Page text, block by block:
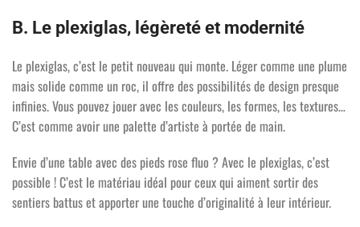
B. Le plexiglas, légèreté et modernité
Le plexiglas, c’est le petit nouveau qui monte. Léger comme une plume
mais solide comme un roc, il offre des possibilités de design presque
infinies. Vous pouvez jouer avec les couleurs, les formes, les textures…
C’est comme avoir une palette d’artiste à portée de main.
Envie d’une table avec des pieds rose fluo ? Avec le plexiglas, c’est
possible ! C’est le matériau idéal pour ceux qui aiment sortir des
sentiers battus et apporter une touche d’originalité à leur intérieur.